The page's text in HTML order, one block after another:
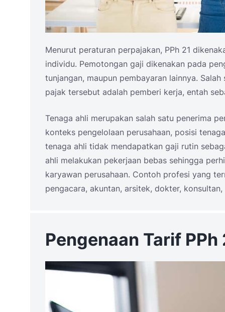
Menurut peraturan perpajakan, PPh 21
individu. Pemotongan gaji dikenakan pada
tunjangan, maupun pembayaran lainnya.
pajak tersebut adalah pemberi kerja, entah
Tenaga ahli merupakan salah satu penerima
konteks pengelolaan perusahaan, posisi
tenaga ahli tidak mendapatkan gaji rutin
ahli melakukan pekerjaan bebas sehingga
karyawan perusahaan. Contoh profesi yang
pengacara, akuntan, arsitek, dokter,
Pengenaan Tarif